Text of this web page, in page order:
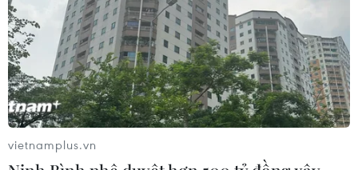
vietnamplus.vn